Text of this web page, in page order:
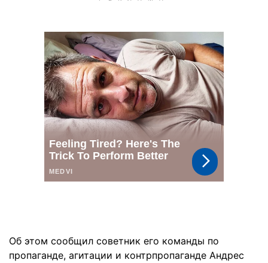
Об этом сообщил советник его команды по
пропаганде, агитации и контрпропаганде Андрес